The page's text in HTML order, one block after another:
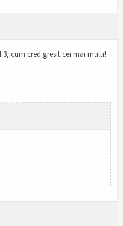
cum cred gresit cei mai multi!